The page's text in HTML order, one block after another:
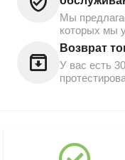
Мы
которых мы
Возврат
У вас есть